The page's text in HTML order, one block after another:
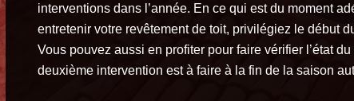
interventions dans l’année. En ce qui est du moment
entretenir votre revêtement de toit, privilégiez le début
Vous pouvez aussi en profiter pour faire vérifier l’état du
deuxième intervention est à faire à la fin de la saison